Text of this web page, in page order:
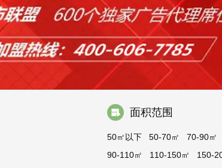
面积范围
50㎡以下 50-70㎡
70-90㎡
90-110㎡
110-150㎡
150-